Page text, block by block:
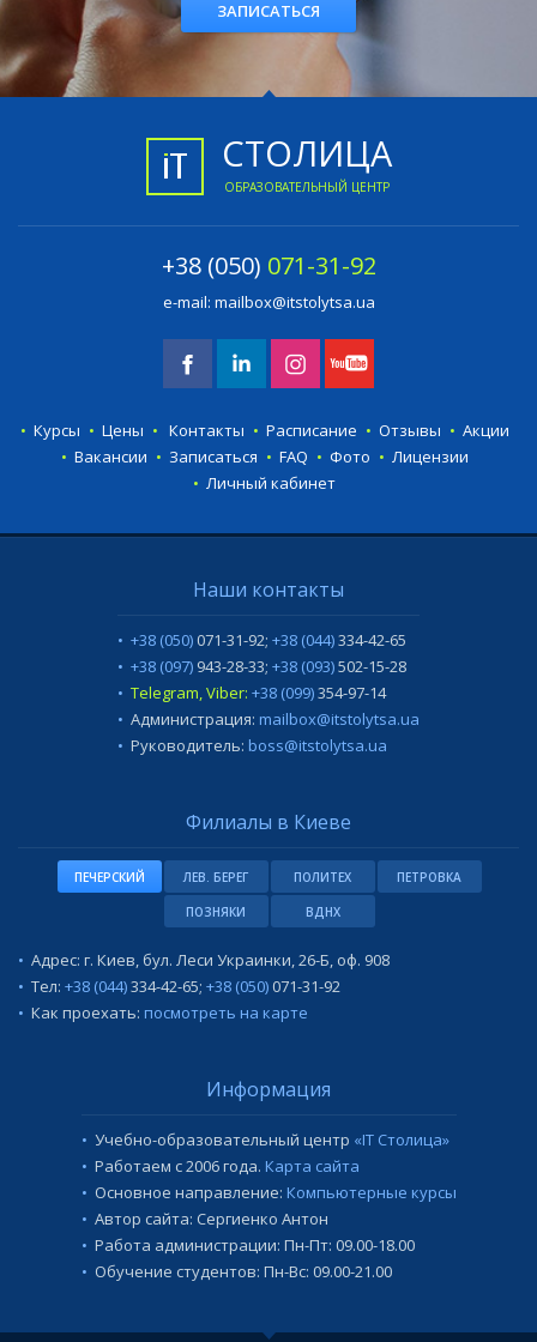
СТОЛИЦА
ОБРАЗОВАТЕЛЬНЫЙ ЦЕНТР
+38 (050) 071-31-92
e-mail: mailbox@itstolytsa.ua
Курсы Цены Контакты Расписание Отзывы
Акции
Вакансии
Записаться FAQ Фото
Лицензии
Личный кабинет
Наши контакты
+38 (050)071-31-92; +38 (044)334-42-65
+38 (097) 943-28-33; +38 (093)502-15-28
Telegram, Viber: +38 (099)354-97-14
Администрация: mailbox@itstolytsa.ua
Руководитель: boss@itstolytsa.ua
Филиалы в Киеве
ПЕЧЕРСКИЙ ЛЕВ. БЕРЕГ ПОЛИТЕХ ПЕТРОВКА
ПОЗНЯКИ ВДНХ
Адрес: г. Киев, бул. Леси Украинки, 26-Б, оф. 908
Тел: +38 (044)334-42-65; +38 (050)071-31-92
Как проехать: посмотреть на карте
Информация
Учебно-образовательный центр «IT Столица»
Работаем с 2006 года. Карта сайта
Основное направление: Компьютерные курсы
Автор сайта: Сергиенко Антон
Работа администрации: Пн-Пт: 09.00-18.00
Обучение студентов: Пн-Вс: 09.00-21.00